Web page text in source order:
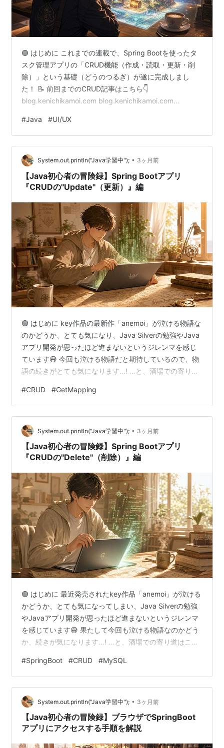
🟢 はじめに これまでの連載で、Spring Bootを使ったタ
スク管理アプリの「CRUD機能（作成・読取・更新・削
除）」という基礎（どうのつるぎ）が遂に完成しまし
た！ 📝 前回までのCRUD記事はこちら👇
blog.kenichikamoi.com blog.kenichikamoi.com
し、今の状態はHTMLの骨組みだけで作られた、少し無骨
な画面です。 HTMLの骨組みだけで作られた無骨な画面
飾り気のないUI 「丸太と石だけで組まれた、飾り気のな
いギルドの拠点」といったところでしょうか。 今回…
#Java #UI/UX
System.out.println("Java学習中"); • 3ヶ月前
【Java初心者の冒険録】Spring Bootアプリ
『CRUDの"Update"（更新）』編
🟢 はじめに key作品の最新作「anemoi」が泣ける物語な
のかどうか、とても気になり、Java Silverの勉強やJava
アプリ開発が思ったほど進まないというジレンマを感じ
ています😅 今回も泣ける物語だと期待しているので、物
語の続きがとても気になります…! …と、酒場での寄り道
う。 前回の記事では、データを消し去る「Delete（削
除）」の機能を解説しました。 📝 前回の記事はこちら👇
blog.kenichikamoi.com 今回は、いよいよCRUD（作成・
読取・更新・削除）の最後の砦、「U（Update：更
新）」についてお話したいと…
#CRUD #GetMapping
System.out.println("Java学習中"); • 3ヶ月前
【Java初心者の冒険録】Spring Bootアプリ
『CRUDの"Delete"（削除）』編
🟢 はじめに 最近発売されたkey作品「anemoi」が泣ける
かどうか、とても気になってしまい、Java Silverの勉強
やJavaアプリ開発が思ったほど進まないというジレンマ
を感じています😅 果たして今回も泣ける物語なのかどう
か、続きが気になります…! …と、酒場での寄り道はこの
回の記事では、ギルドの登録用紙から新しいクエスト
（タスク）を追加する「Create（作成）」の手順の解説
しました。 📝 前回の記事はこちら👇
blog.kenichikamoi.com 今回は、CRUDの「D（Delete：
削除）」です。 終わったクエスト（タスク…
#SpringBoot #CRUD #MySQL
System.out.println("Java学習中"); • 3ヶ月前
【Java初心者の冒険録】ブラウザでSpringBoot
アプリにアクセスする手順を解説